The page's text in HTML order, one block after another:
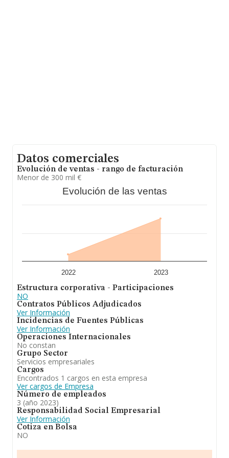
Datos comerciales
Evolución de ventas - rango de facturación
Menor de 300 mil €
Evolución de las ventas
2022 2023
Estructura corporativa - Participaciones
NO
Contratos Públicos Adjudicados
Ver Información
Incidencias de Fuentes Públicas
Ver Información
Operaciones Internacionales
No constan
Grupo Sector
Servicios empresariales
Cargos
Encontrados 1 cargos en esta empresa
Ver cargos de Empresa
Número de empleados
3 (año 2023)
Responsabilidad Social Empresarial
Ver Información
Cotiza en Bolsa
NO